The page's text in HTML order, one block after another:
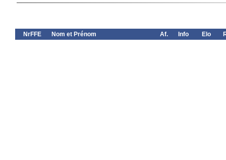
NrFFE Nom et Prénom Af. Info Elo